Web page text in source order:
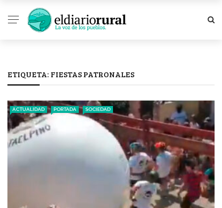
ETIQUETA: FIESTAS PATRONALES
ACTUALIDAD PORTADA SOCIEDAD